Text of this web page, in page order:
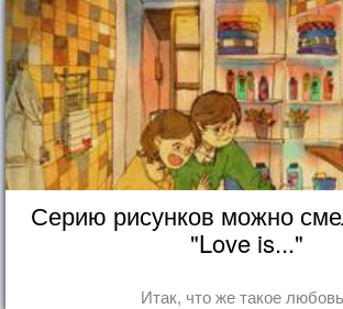
Серию рисунков можно
"Love is..."
Итак, что же такое